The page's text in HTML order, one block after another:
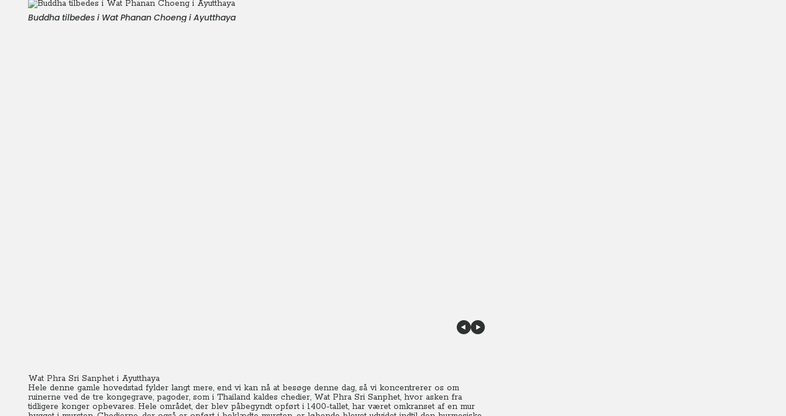
Buddha tilbedes i Wat Phanan Choeng i Ayutthaya
Wat Phra Sri Sanphet i Ayutthaya
Hele denne gamle hovedstad fylder langt mere, end vi kan nå at besøge denne dag, så vi koncentrerer os om
ruinerne ved de tre kongegrave, pagoder, som i Thailand kaldes chedier, Wat Phra Sri Sanphet, hvor asken fra
tidligere konger opbevares. Hele området, der blev påbegyndt opført i 1400-tallet, har været omkranset af en mur